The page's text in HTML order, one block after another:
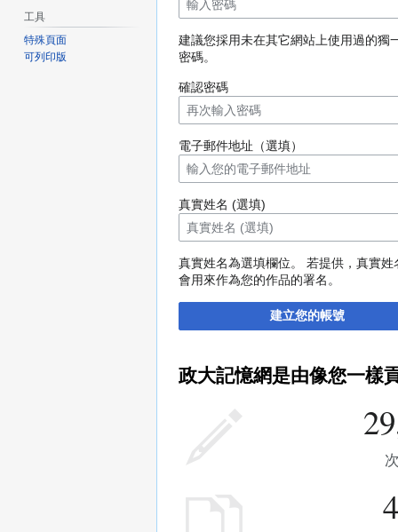
建議您採用未在其它網站上使用過的獨
密碼。
確認密碼
電子郵件地址（選填）
真實姓名 (選填)
真實姓名為選填欄位。 若提供，真實姓
會用來作為您的作品的署名。
建立您的帳號
政大記憶網是由像您一樣
工具
特殊頁面
可列印版